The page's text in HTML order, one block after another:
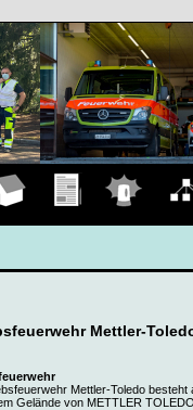
Mettler-
Mettler-Toledo
Gelände von METTLER